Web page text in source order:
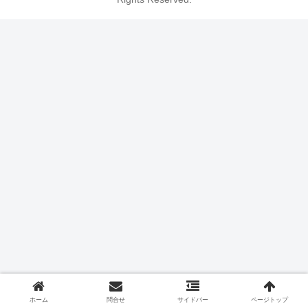
ホーム 問合せ サイドバー ページトップ